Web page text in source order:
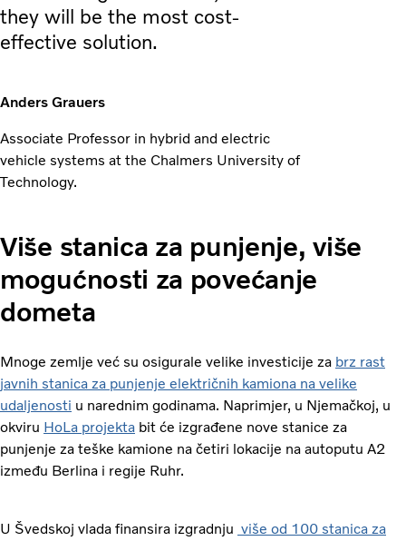
they will be the most cost-
effective solution.
Anders Grauers
Associate Professor in hybrid and electric
vehicle systems at the Chalmers University of
Technology.
Više stanica za punjenje, više
mogućnosti za povećanje
dometa
Mnoge zemlje već su osigurale velike investicije za brz rast
javnih stanica za punjenje električnih kamiona na velike
udaljenosti u narednim godinama. Naprimjer, u Njemačkoj, u
okviru HoLa projekta bit će izgrađene nove stanice za
punjenje za teške kamione na četiri lokacije na autoputu A2
između Berlina i regije Ruhr.
U Švedskoj vlada finansira izgradnju više od 100 stanica za